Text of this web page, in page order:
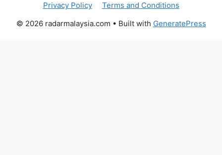
Privacy Policy
Terms and Conditions
© 2026 radarmalaysia.com • Built with GeneratePress